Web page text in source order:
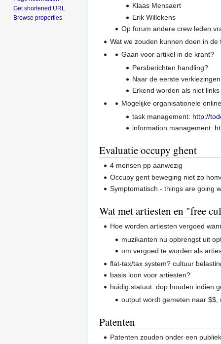
Klaas Mensaert
Erik Willekens
Op forum andere crew leden
Wat we zouden kunnen doen in de
Gaan voor artikel in de krant?
Persberichten handling?
Naar de eerste
Erkend worden als niet
Mogelijke organisationele
task management: http://
information management:
Evaluatie occupy ghent
4 mensen pp aanwezig
Occupy gent beweging niet zo
Symptomatisch - things are going
Wat met artiesten en "free
Hoe worden artiesten vergoed
muzikanten nu opbrengst uit
om vergoed te worden als
flat-tax/tax system? cultuur
basis loon voor artiesten?
huidig statuut: dop houden indien
output wordt gemeten naar $$,
Patenten
Patenten zouden onder een
Get shortened URL
Browse properties